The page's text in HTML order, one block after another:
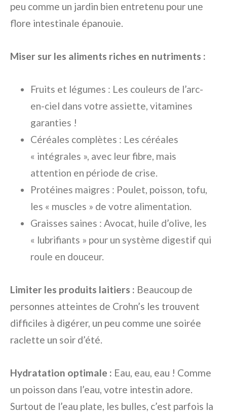
peu comme un jardin bien entretenu pour une
flore intestinale épanouie.
Miser sur les aliments riches en nutriments :
Fruits et légumes : Les couleurs de l’arc-
en-ciel dans votre assiette, vitamines
garanties !
Céréales complètes : Les céréales
« intégrales », avec leur fibre, mais
attention en période de crise.
Protéines maigres : Poulet, poisson, tofu,
les « muscles » de votre alimentation.
Graisses saines : Avocat, huile d’olive, les
« lubrifiants » pour un système digestif qui
roule en douceur.
Limiter les produits laitiers : Beaucoup de
personnes atteintes de Crohn’s les trouvent
difficiles à digérer, un peu comme une soirée
raclette un soir d’été.
Hydratation optimale : Eau, eau, eau ! Comme
un poisson dans l’eau, votre intestin adore.
Surtout de l’eau plate, les bulles, c’est parfois la